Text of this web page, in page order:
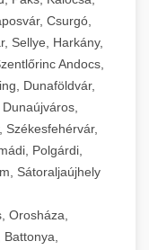
Csurgó,
Sellye, Harkány,
Andocs,
Dunaföldvár,
Székesfehérvár,
Polgárdi,
Sátoraljaújhely
Orosháza,
Battonya,